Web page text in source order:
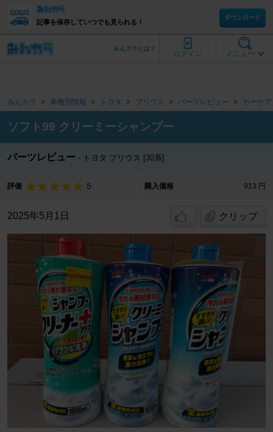
記事を保存していつでも見られる！
ダウンロード
メニュー
ログイン
みんカラとは？
みんカラ 車種別情報 トヨタ プリウス パーツレビュー カーケア
ソフト99 クリーミーシャンプー
パーツレビュー トヨタ プリウス [30系]
評価 5 購入価格 913 円
2025年5月1日 クリップ